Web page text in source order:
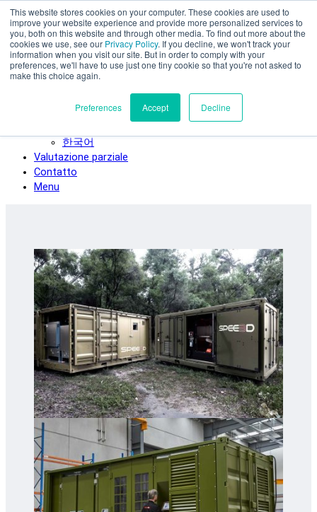
This website stores cookies on your computer. These cookies are used to
improve your website experience and provide more personalized services to
you, both on this website and through other media. To find out more about the
cookies we use, see our Privacy Policy. If you decline, we won't track your
information when you visit our site. But in order to comply with your
preferences, we'll have to use just one tiny cookie so that you're not asked to
make this choice again.
Preferences Accept Decline
Vai al contenuto principale
SPEE3D
Italiano
English
Español
Français
한국어
Valutazione parziale
Contatto
Menu